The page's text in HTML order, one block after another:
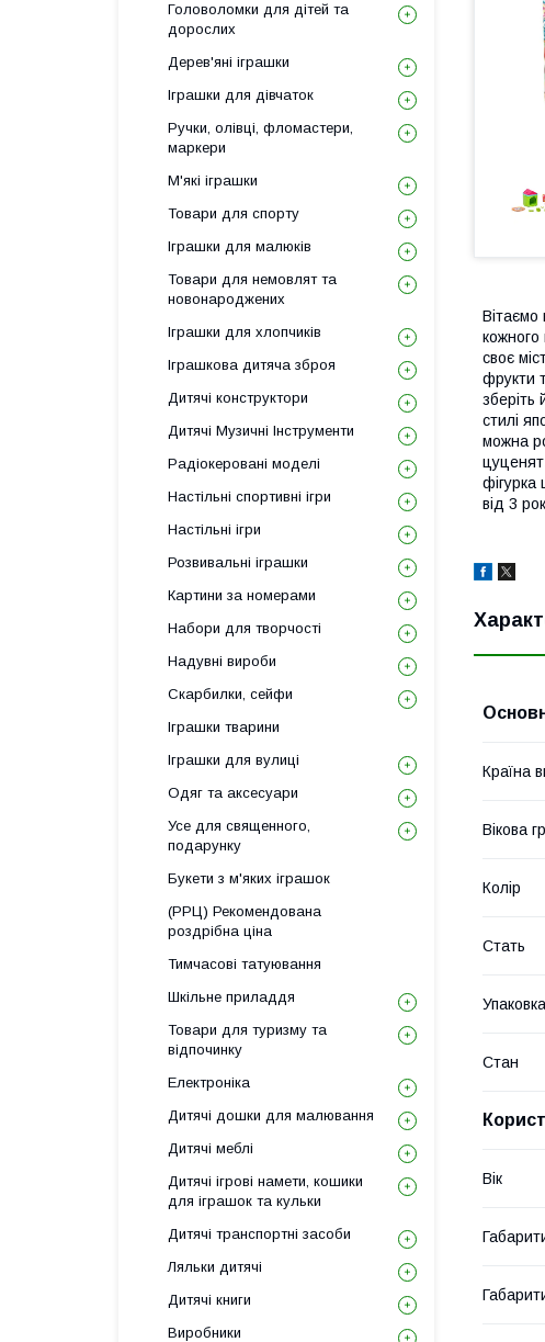
Вітаємо
кожного
своє
фрукти
зберіть
стилі
можна
фігурка
від 3
Країна
Вікова
Колір
Стать
Упаковка
Стан
Вік
Головоломки для дітей та
дорослих
Дерев'яні іграшки
Іграшки для дівчаток
Ручки, олівці, фломастери,
маркери
М'які іграшки
Товари для спорту
Іграшки для малюків
Товари для немовлят та
новонароджених
Іграшки для хлопчиків
Іграшкова дитяча зброя
Дитячі конструктори
Дитячі Музичні Інструменти
Радіокеровані моделі
Настільні спортивні ігри
Настільні ігри
Розвивальні іграшки
Картини за номерами
Набори для творчості
Надувні вироби
Скарбилки, сейфи
Іграшки тварини
Іграшки для вулиці
Одяг та аксесуари
Усе для священного,
подарунку
Букети з м'яких іграшок
(РРЦ) Рекомендована
роздрібна ціна
Тимчасові татуювання
Шкільне приладдя
Товари для туризму та
відпочинку
Електроніка
Дитячі дошки для малювання
Дитячі меблі
Дитячі ігрові намети, кошики
для іграшок та кульки
Дитячі транспортні засоби
Ляльки дитячі
Дитячі книги
Виробники